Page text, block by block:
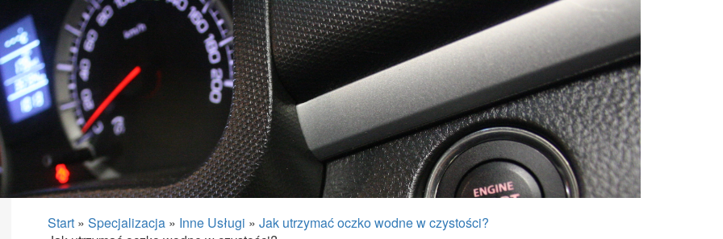
Start » Specjalizacja » Inne Usługi » Jak utrzymać oczko wodne w czystości?